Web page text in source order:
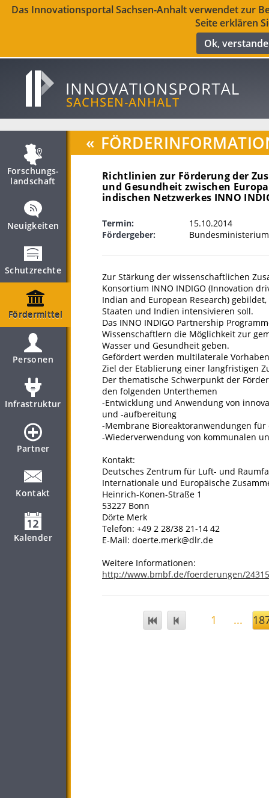
Das Innovationsportal Sachsen-Anhalt verwendet zur
Seite erklären
Ok,
Forschungs­
landschaft
Neuigkeiten
Schutzrechte
Fördermittel
Personen
Infrastruktur
Partner
Kontakt
Kalender
«
Richtlinien zur Förderung der
und Gesundheit zwischen
indischen Netzwerkes INNO
Termin:
15.10.2014
Fördergeber:
Zur Stärkung der wissenschaftlichen
Konsortium INNO INDIGO (Innovation
Indian and European Research)
Staaten und Indien intensivieren soll.
Das INNO INDIGO Partnership
Wissenschaftlern die Möglichkeit zur
Wasser und Gesundheit geben.
Gefördert werden multilaterale
Ziel der Etablierung einer langfristigen
Der thematische Schwerpunkt der
den folgenden Unterthemen
-Entwicklung und Anwendung von
und -aufbereitung
-Membrane Bioreaktoranwendungen
-Wiederverwendung von kommunalen
Kontakt:
Deutsches Zentrum für Luft- und
Internationale und Europäische
Heinrich-Konen-Straße 1
53227 Bonn
Dörte Merk
Telefon: +49 2 28/38 21-14 42
E-Mail: doerte.merk@dlr.de
Weitere Informationen:
http://www.bmbf.de/foerderungen/
1 ...